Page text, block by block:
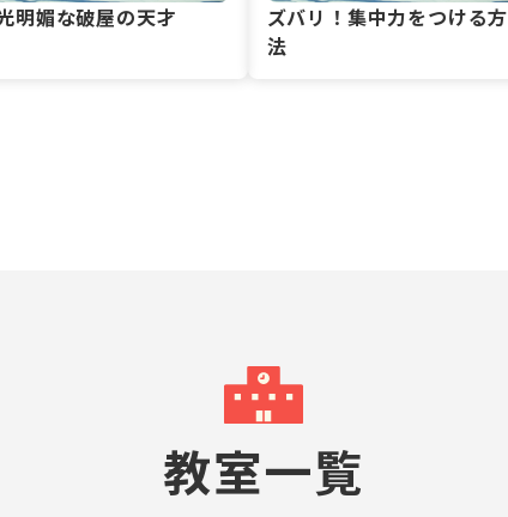
明媚な破屋の天才
ズバリ！集中力をつける方
法
教室一覧